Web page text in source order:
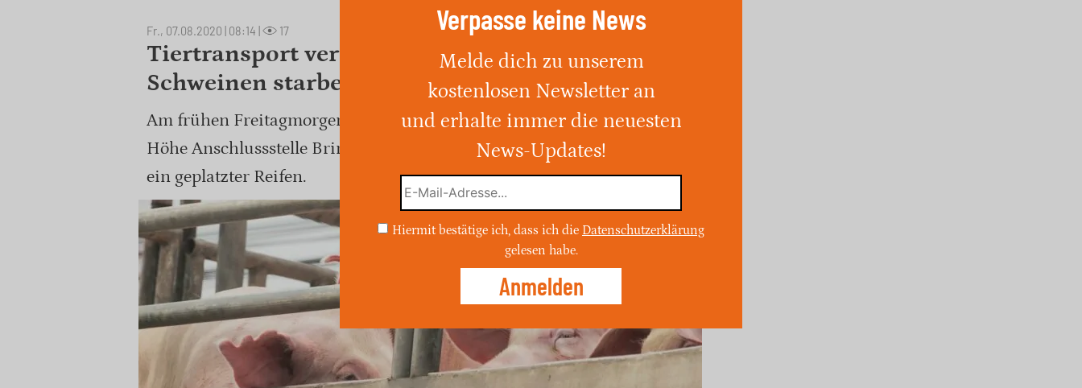
Fr., 07.08.2020 | 08:14 17
Tiertransport verunglückt – 2 von 170
Schweinen starben qualvoll
Am frühen Freitagmorgen ist ein Schweinetransporter auf der A1 in
Höhe Anschlussstelle Brinkum umgekippt. Ursache für den Unfall war
ein geplatzter Reifen.
Verpasse keine News
Melde dich zu unserem
kostenlosen Newsletter an
und erhalte immer die neuesten
News-Updates!
Hiermit bestätige ich, dass ich die Datenschutzerklärung
gelesen habe.